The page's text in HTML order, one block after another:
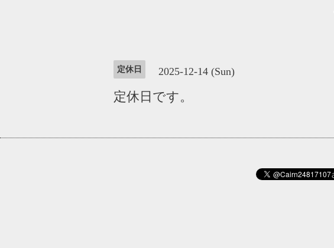
定休日 2025-12-14 (Sun)
定休日です。